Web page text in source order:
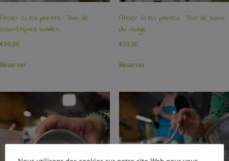
Atelier Si les plantes : Duo de
cosmétiques solides
€50,00
Réserver
Atelier Si les plantes : Duo de soins
du visage
€50,00
Réserver